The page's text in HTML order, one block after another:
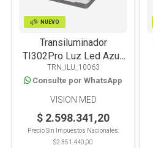
NUEVO
Transiluminador
TI302Pro Luz Led Azul,
302nm, Filtro UV y Ajuste
de intensidad
TRN_ILU_10063
Consulte por WhatsApp
VISION MED
$ 2.598.341,20
Precio Sin Impuestos Nacionales:
$2.351.440,00